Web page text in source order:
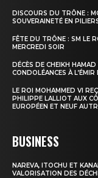
À propos
Formules
Mon compte
DISCOURS DU TRÔNE :
SOUVERAINETÉ EN
FÊTE DU TRÔNE : SM LE
MERCREDI SOIR
DÉCÈS DE CHEIKH
CONDOLÉANCES À
LE ROI MOHAMMED VI
PHILIPPE LALLIOT AUX
EUROPÉEN ET NEUF
BUSINESS
NAREVA, ITOCHU ET
VALORISATION DES